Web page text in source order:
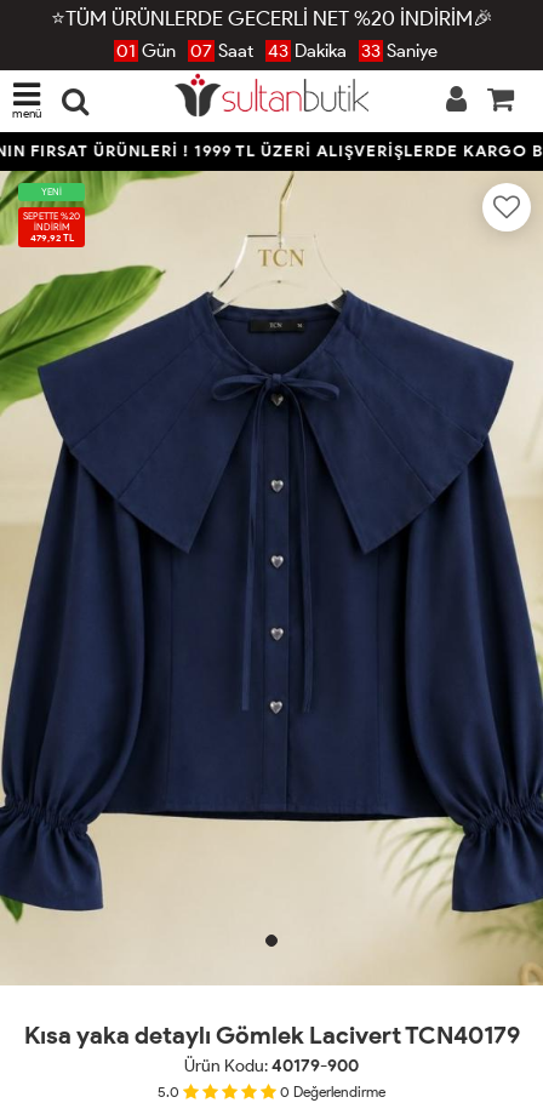
⭐TÜM ÜRÜNLERDE GECERLİ NET %20 İNDİRİM🎉
01 Gün 07 Saat 43 Dakika 33 Saniye
menü
FIRSAT ÜRÜNLERİ ! 1999 TL ÜZERİ ALIŞVERİŞLERDE KARGO
YENİ
SEPETTE %20
İNDİRİM
479,92 TL
Kısa yaka detaylı Gömlek Lacivert TCN40179
Ürün Kodu:40179-900
5.0 0 Değerlendirme